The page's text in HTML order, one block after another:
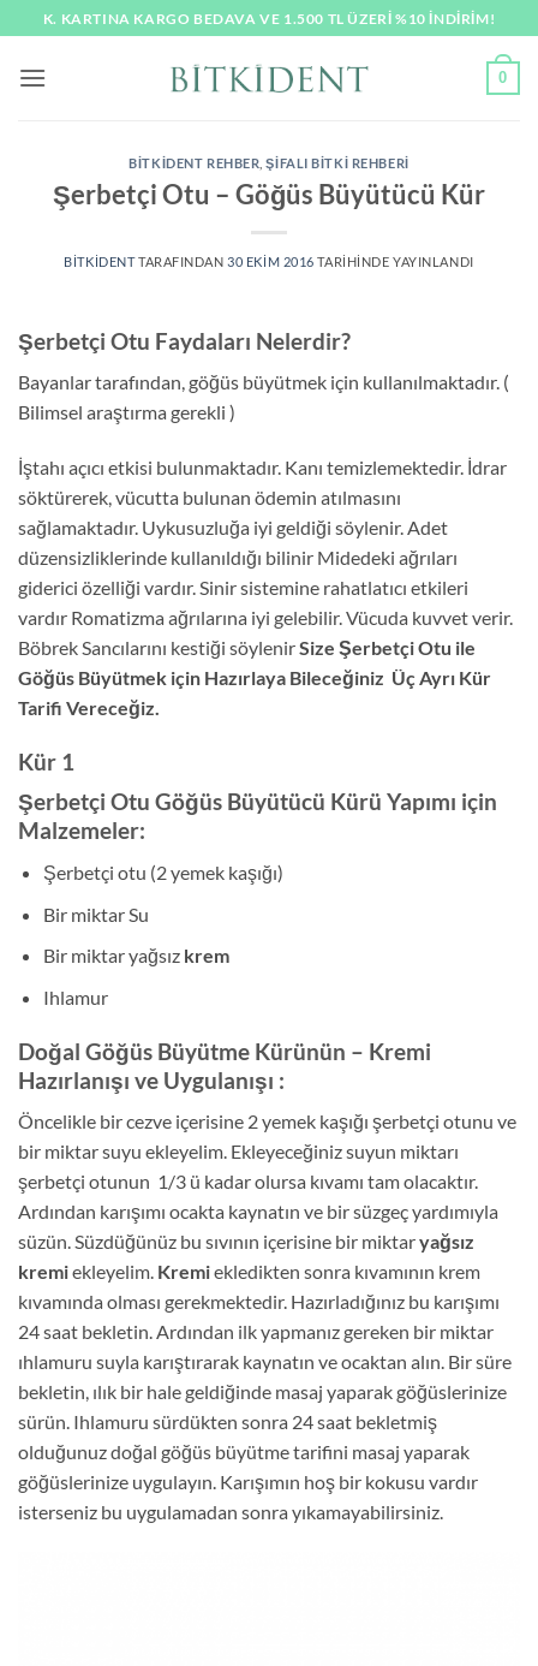
İçeriğe
atla
K. KARTINA KARGO BEDAVA VE 1.500 TL ÜZERI %10 İNDİRİM!
0
BITKIDENT REHBER ,ŞIFALI BITKI REHBERI
Şerbetçi Otu – Göğüs Büyütücü Kür
BITKIDENTTARAFINDAN 30 EKIM 2016 TARIHINDE YAYINLANDI
Şerbetçi Otu Faydaları Nelerdir?
Bayanlar tarafından, göğüs büyütmek için kullanılmaktadır. (
Bilimsel araştırma gerekli )
İştahı açıcı etkisi bulunmaktadır. Kanı temizlemektedir. İdrar
söktürerek, vücutta bulunan ödemin atılmasını
sağlamaktadır. Uykusuzluğa iyi geldiği söylenir. Adet
düzensizliklerinde kullanıldığı bilinir Midedeki ağrıları
giderici özelliği vardır. Sinir sistemine rahatlatıcı etkileri
vardır Romatizma ağrılarına iyi gelebilir. Vücuda kuvvet verir.
Böbrek Sancılarını kestiği söylenirSize Şerbetçi Otu ile
Göğüs Büyütmek için Hazırlaya Bileceğiniz Üç Ayrı Kür
Tarifi Vereceğiz.
Kür 1
Şerbetçi Otu Göğüs Büyütücü Kürü Yapımı için
Malzemeler:
Şerbetçi otu (2 yemek kaşığı)
Bir miktar Su
Bir miktar yağsız krem
Ihlamur
Doğal Göğüs Büyütme Kürünün – Kremi
Hazırlanışı ve Uygulanışı :
Öncelikle bir cezve içerisine 2 yemek kaşığı şerbetçi otunu ve
bir miktar suyu ekleyelim. Ekleyeceğiniz suyun miktarı
şerbetçi otunun 1/3 ü kadar olursa kıvamı tam olacaktır.
Ardından karışımı ocakta kaynatın ve bir süzgeç yardımıyla
süzün. Süzdüğünüz bu sıvının içerisine bir miktaryağsız
kremiekleyelim. Kremiekledikten sonra kıvamının krem
kıvamında olması gerekmektedir. Hazırladığınız bu karışımı
24 saat bekletin. Ardından ilk yapmanız gereken bir miktar
ıhlamuru suyla karıştırarak kaynatın ve ocaktan alın. Bir süre
bekletin, ılık bir hale geldiğinde masaj yaparak göğüslerinize
sürün. Ihlamuru sürdükten sonra 24 saat bekletmiş
olduğunuz doğal göğüs büyütme tarifini masaj yaparak
göğüslerinize uygulayın. Karışımın hoş bir kokusu vardır
isterseniz bu uygulamadan sonra yıkamayabilirsiniz.